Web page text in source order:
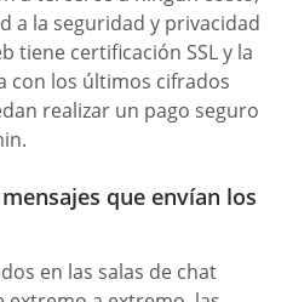
a la seguridad y privacidad
tiene certificación SSL y la
con los últimos cifrados
realizar un pago seguro
que envían los
en las salas de chat